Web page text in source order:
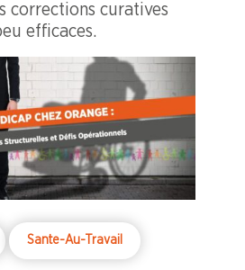
corrections curatives
efficaces.
Sante-Au-Travail